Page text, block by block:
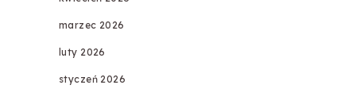
marzec 2026
luty 2026
styczeń 2026